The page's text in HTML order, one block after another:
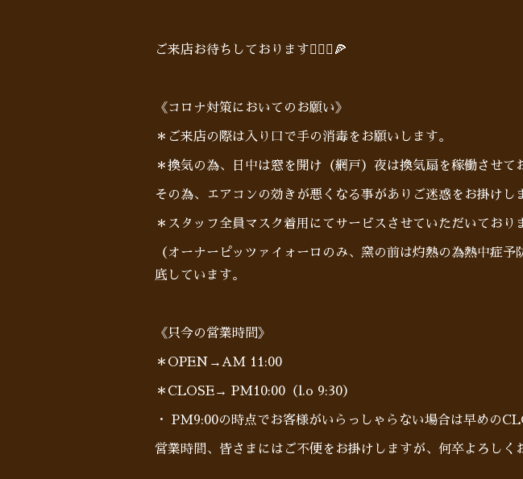
ご来店お待ちしております🙋🏻‍♂️🍕
《コロナ対策においてのお願い》
＊ご来店の際は入り口で手の消毒をお願いします。
＊換気の為、日中は窓を開け（網戸）夜は換気扇を稼働させて
その為、エアコンの効きが悪くなる事がありご迷惑をお掛けし
＊スタッフ全員マスク着用にてサービスさせていただいており
（オーナーピッツァイォーロのみ、窯の前は灼熱の為熱中症
底しています。
《只今の営業時間》
＊OPEN→AM 11:00
＊CLOSE→ PM10:00（l.o 9:30）
・ PM9:00の時点でお客様がいらっしゃらない場合は早めの
営業時間、皆さまにはご不便をお掛けしますが、何卒よろしく